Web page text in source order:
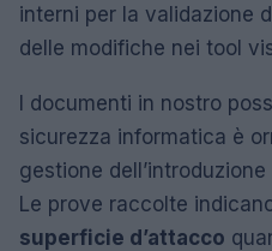
interni per la validazione
delle modifiche nei tool
I documenti in nostro
sicurezza informatica è
gestione
Le prove raccolte
superficie d’attacco